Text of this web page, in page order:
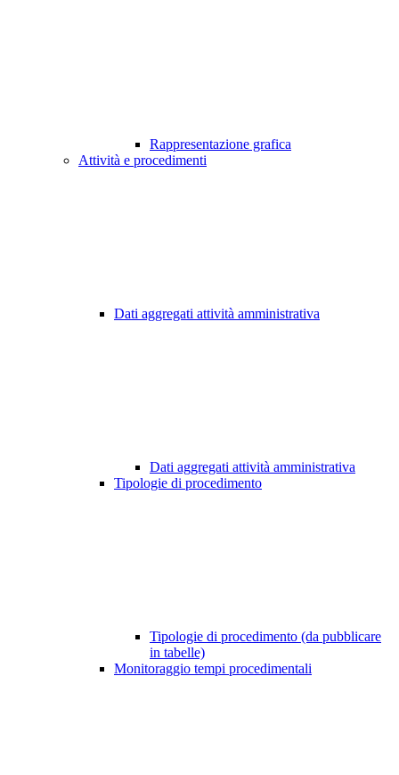
Rappresentazione grafica
Attività e procedimenti
Dati aggregati attività amministrativa
Dati aggregati attività amministrativa
Tipologie di procedimento
Tipologie di procedimento (da pubblicare
in tabelle)
Monitoraggio tempi procedimentali